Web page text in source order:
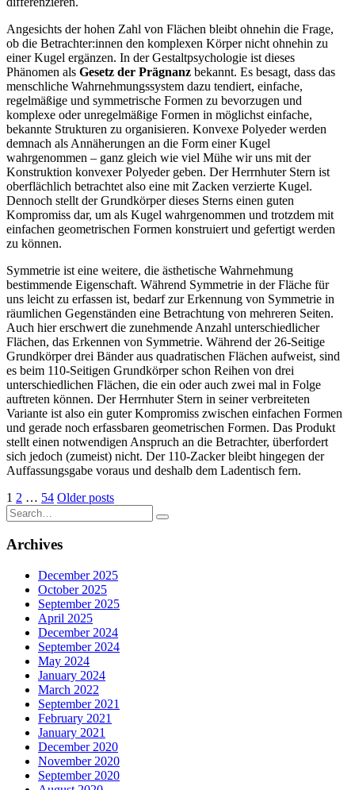
Angesichts der hohen Zahl von Flächen bleibt ohnehin die Frage,
ob die Betrachter:innen den komplexen Körper nicht ohnehin zu
einer Kugel ergänzen. In der Gestaltpsychologie ist dieses
Phänomen als Gesetz der Prägnanz bekannt. Es besagt, dass das
menschliche Wahrnehmungssystem dazu tendiert, einfache,
regelmäßige und symmetrische Formen zu bevorzugen und
komplexe oder unregelmäßige Formen in möglichst einfache,
bekannte Strukturen zu organisieren. Konvexe Polyeder werden
demnach als Annäherungen an die Form einer Kugel
wahrgenommen – ganz gleich wie viel Mühe wir uns mit der
Konstruktion konvexer Polyeder geben. Der Herrnhuter Stern ist
oberflächlich betrachtet also eine mit Zacken verzierte Kugel.
Dennoch stellt der Grundkörper dieses Sterns einen guten
Kompromiss dar, um als Kugel wahrgenommen und trotzdem mit
einfachen geometrischen Formen konstruiert und gefertigt werden
zu können.
Symmetrie ist eine weitere, die ästhetische Wahrnehmung
bestimmende Eigenschaft. Während Symmetrie in der Fläche für
uns leicht zu erfassen ist, bedarf zur Erkennung von Symmetrie in
räumlichen Gegenständen eine Betrachtung von mehreren Seiten.
Auch hier erschwert die zunehmende Anzahl unterschiedlicher
Flächen, das Erkennen von Symmetrie. Während der 26-Seitige
Grundkörper drei Bänder aus quadratischen Flächen aufweist, sind
es beim 110-Seitigen Grundkörper schon Reihen von drei
unterschiedlichen Flächen, die ein oder auch zwei mal in Folge
auftreten können. Der Herrnhuter Stern in seiner verbreiteten
Variante ist also ein guter Kompromiss zwischen einfachen Formen
und gerade noch erfassbaren geometrischen Formen. Das Produkt
stellt einen notwendigen Anspruch an die Betrachter, überfordert
sich jedoch (zumeist) nicht. Der 110-Zacker bleibt hingegen der
Auffassungsgabe voraus und deshalb dem Ladentisch fern.
Posts
pagination
1 2 … 54 Older posts
Search
for:
Archives
December 2025
October 2025
September 2025
April 2025
December 2024
September 2024
May 2024
January 2024
March 2022
September 2021
February 2021
January 2021
December 2020
November 2020
September 2020